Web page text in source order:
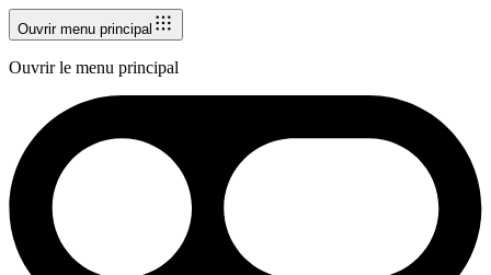
Ouvrir menu principal
Ouvrir le menu principal